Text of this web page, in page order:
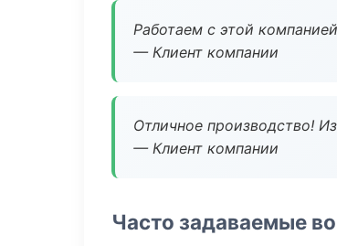
Работаем с этой
— Клиент компании
Отличное производство!
— Клиент компании
Часто задаваемые